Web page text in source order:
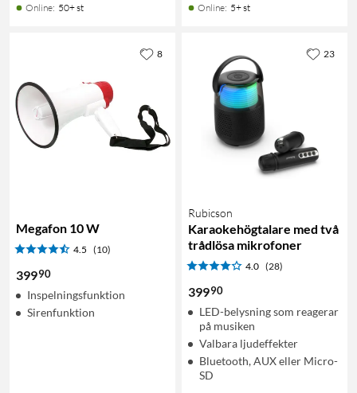
Online: 50+ st Online: 5+ st
Megafon 10 W
4.5 (10)
39990
Inspelningsfunktion
Sirenfunktion
8
Rubicson
Karaokehögtalare med två
trådlösa mikrofoner
4.0 (28)
39990
LED-belysning som reagerar
på musiken
Valbara ljudeffekter
Bluetooth, AUX eller Micro-
SD
23